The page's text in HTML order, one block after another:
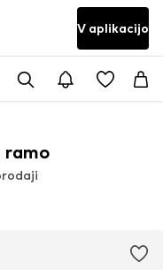
V aplikacijo
ramo